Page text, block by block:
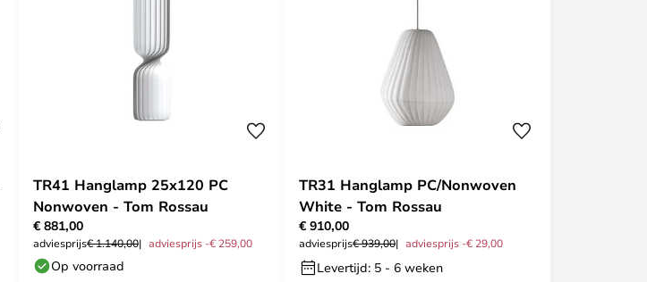
TR41 Hanglamp 25x120 PC
Nonwoven - Tom Rossau
€ 881,00
adviesprijs€ 1.140,00 adviesprijs -€ 259,00
Op voorraad
TR31 Hanglamp PC/Nonwoven
White - Tom Rossau
€ 910,00
adviesprijs€ 939,00 adviesprijs -€ 29,00
Levertijd: 5 - 6 weken